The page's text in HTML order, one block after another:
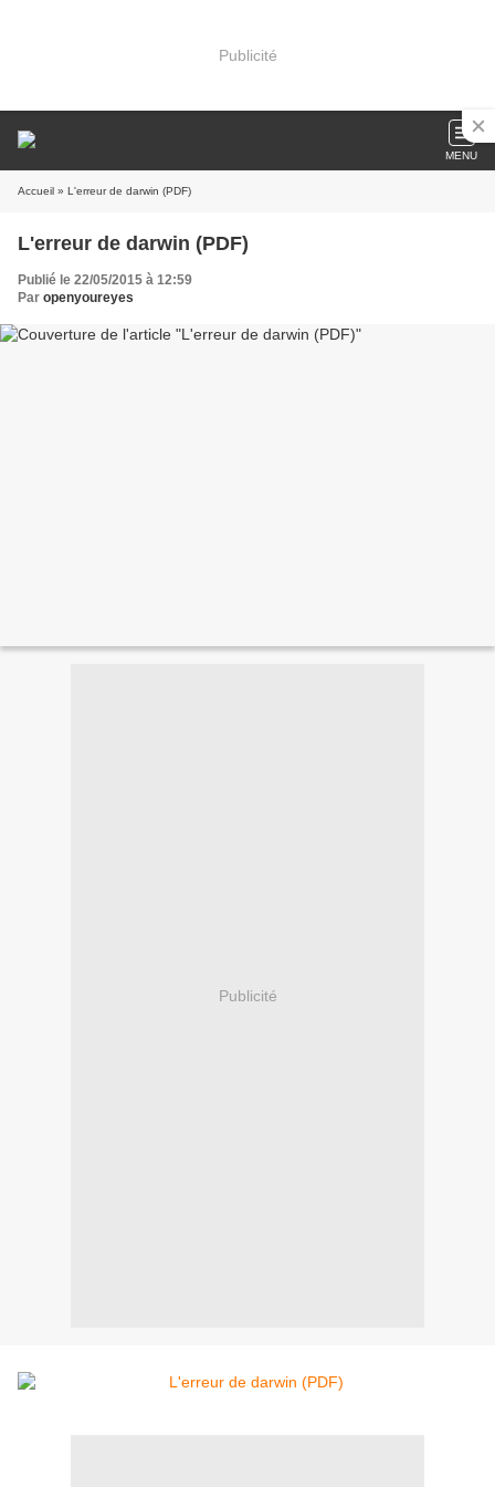
Publicité
MENU
Accueil » L'erreur de darwin (PDF)
L'erreur de darwin (PDF)
Publié le 22/05/2015 à 12:59
Par openyoureyes
Publicité